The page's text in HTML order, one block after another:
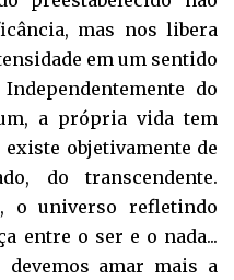
mas nos libera
em um sentido
do
a própria vida tem
objetivamente de
do transcendente.
o universo refletindo
entre o ser e o nada...
amar mais a